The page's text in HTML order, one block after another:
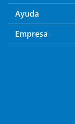
Ayuda
Empresa